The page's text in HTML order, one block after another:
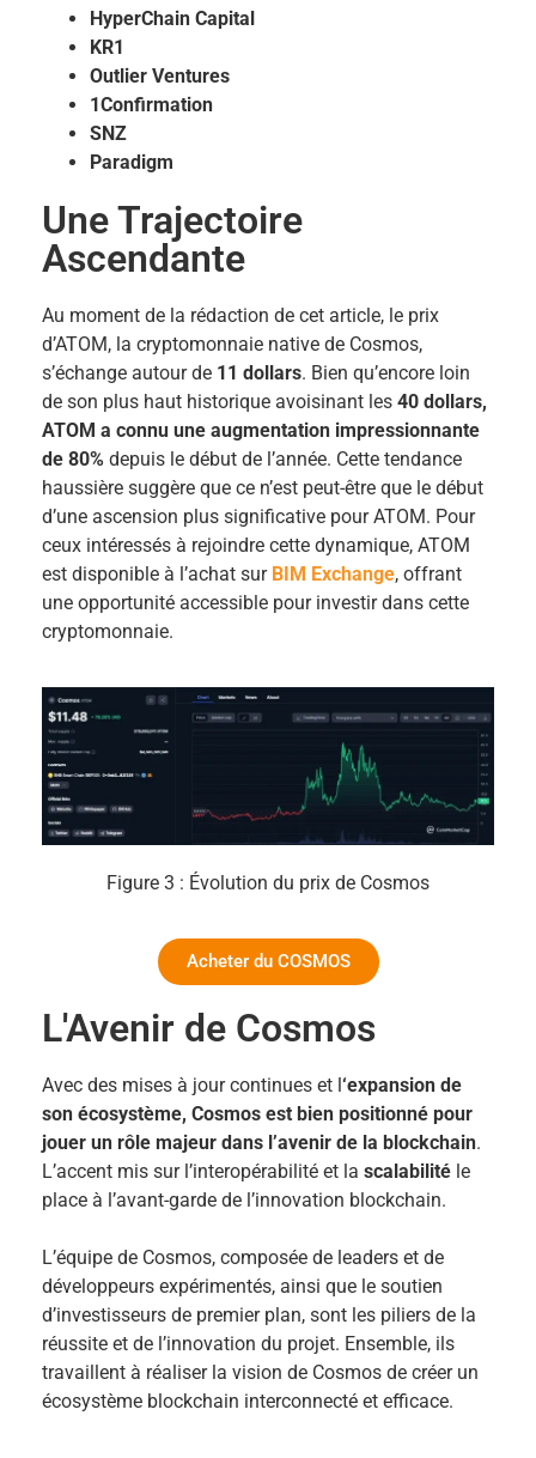
HyperChain Capital
KR1
Outlier Ventures
1Confirmation
SNZ
Paradigm
Une Trajectoire
Ascendante
Au moment de la rédaction de cet article, le prix
d’ATOM, la cryptomonnaie native de Cosmos,
s’échange autour de 11 dollars. Bien qu’encore loin
de son plus haut historique avoisinant les 40 dollars,
ATOM a connu une augmentation impressionnante
de 80% depuis le début de l’année. Cette tendance
haussière suggère que ce n’est peut-être que le début
d’une ascension plus significative pour ATOM. Pour
ceux intéressés à rejoindre cette dynamique, ATOM
est disponible à l’achat sur BIM Exchange, offrant
une opportunité accessible pour investir dans cette
cryptomonnaie.
Figure 3 : Évolution du prix de Cosmos
Acheter du COSMOS
L'Avenir de Cosmos
Avec des mises à jour continues et l‘expansion de
son écosystème, Cosmos est bien positionné pour
jouer un rôle majeur dans l’avenir de la blockchain.
L’accent mis sur l’interopérabilité et la scalabilité le
place à l’avant-garde de l’innovation blockchain.
L’équipe de Cosmos, composée de leaders et de
développeurs expérimentés, ainsi que le soutien
d’investisseurs de premier plan, sont les piliers de la
réussite et de l’innovation du projet. Ensemble, ils
travaillent à réaliser la vision de Cosmos de créer un
écosystème blockchain interconnecté et efficace.